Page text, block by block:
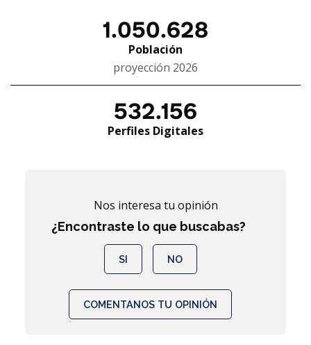
1.050.628
Población
proyección 2026
532.156
Perfiles Digitales
Nos interesa tu opinión
¿Encontraste lo que buscabas?
SI NO
COMENTANOS TU OPINIÓN